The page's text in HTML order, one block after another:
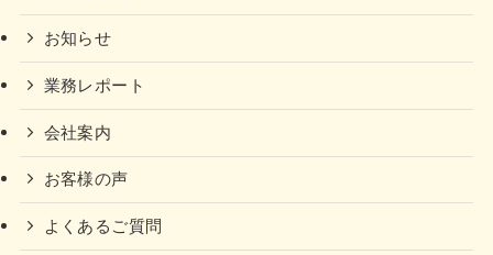
お知らせ
業務レポート
会社案内
お客様の声
よくあるご質問